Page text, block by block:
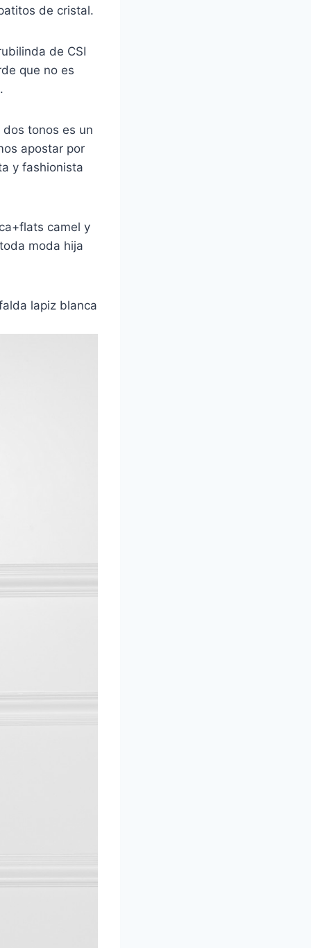
de cristal.
de CSI
que no es
tonos es un
apostar por
y fashionista
camel y
moda hija
lapiz blanca